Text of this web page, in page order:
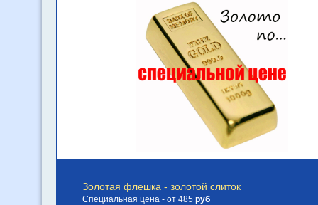
Золотая флешка - золотой слиток
Специальная цена - от 485 руб